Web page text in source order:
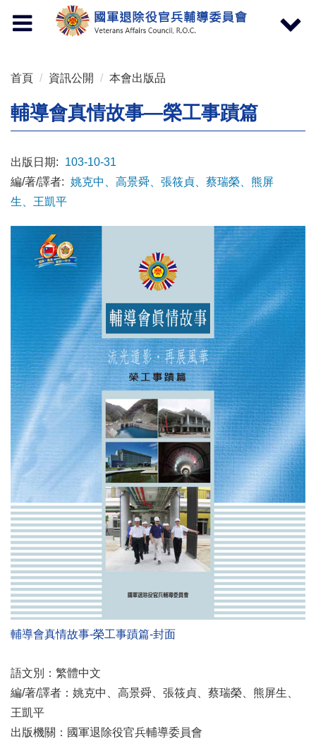
Toggle
navigation
Toggle
首頁 資訊公開 本會出版品
輔導會真情故事—榮工事蹟篇
出版日期:
103-10-31
編/著/譯者: 姚克中、高景舜、張筱貞、蔡瑞榮、熊屏
生、王凱平
輔導會真情故事-榮工事蹟篇-封面
語文別：繁體中文
編/著/譯者：姚克中、高景舜、張筱貞、蔡瑞榮、熊屏生、
王凱平
出版機關：國軍退除役官兵輔導委員會